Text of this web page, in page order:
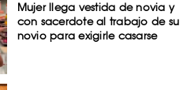
Mujer llega vestida de novia y
con sacerdote al trabajo de su
novio para exigirle casarse